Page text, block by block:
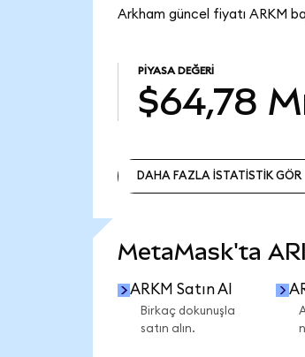
Arkham güncel fiyatı ARKM
PIYASA DEĞERI
$64,78
DAHA FAZLA İSTATİSTİK GÖR
MetaMask'ta
ARKM Satın Al
Birkaç dokunuşla
satın alın.